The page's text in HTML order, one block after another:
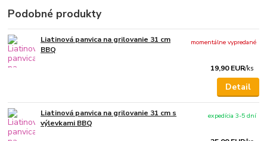
Podobné produkty
Liatinová panvica na grilovanie 31 cm
BBQ
19,90 EUR/ks
momentálne vypredané
Detail
Liatinová panvica na grilovanie 31 cm s
výlevkami BBQ
expedícia 3-5 dní